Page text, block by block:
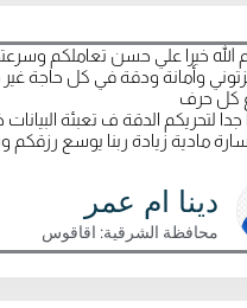
خيرا علي حسن تعاملكم وسرعتكم
وأمانة ودقة في كل حاجة غير
حرف
لتحريكم الدقة ف تعبئة البيانات
مادية زيادة ربنا يوسع رزقكم
دينا ام عمر
محافظة الشرقية: اقاقوس